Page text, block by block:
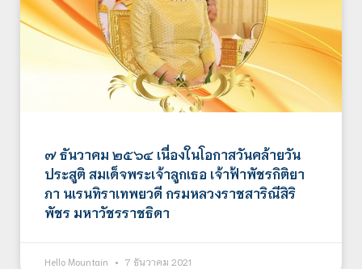
๗ ธันวาคม ๒๕๖๔ เนื่องในโอกาสวันคล้ายวัน
ประสูติ สมเด็จพระเจ้าลูกเธอ เจ้าฟ้าพัชรกิติยา
ภา นเรนทิราเทพยวดี กรมหลวงราชสาริณีสิริ
พัชร มหาวัชรราชธิดา
Hello Mountain 7 ธันวาคม 2021